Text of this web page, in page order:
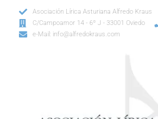
Asociación Lírica Asturiana Alfredo Kraus
C/Campoamor 14 - 6º J - 33001 Oviedo
e-Mail: info@alfredokraus.com